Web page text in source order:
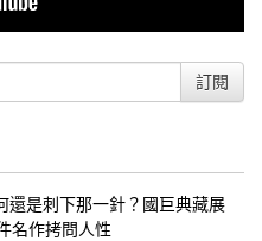
訂閱
還是刺下那一針？國巨典藏展
名作拷問人性